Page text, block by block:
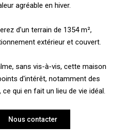
agréable en hiver.
d'un terrain de 1354 m²,
extérieur et couvert.
sans vis-à-vis, cette maison
d'intérêt, notamment des
qui en fait un lieu de vie idéal.
Nous contacter